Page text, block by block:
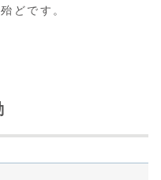
どです。